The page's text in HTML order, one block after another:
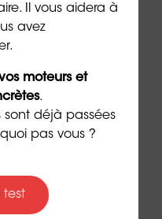
AGENCE
RÉSEAU
Il vous aidera à
avez
moteurs et
.
sont déjà passées
pas vous ?
test